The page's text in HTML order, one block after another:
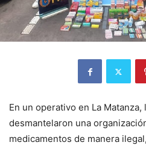
En un operativo en La
desmantelaron una
medicamentos de manera